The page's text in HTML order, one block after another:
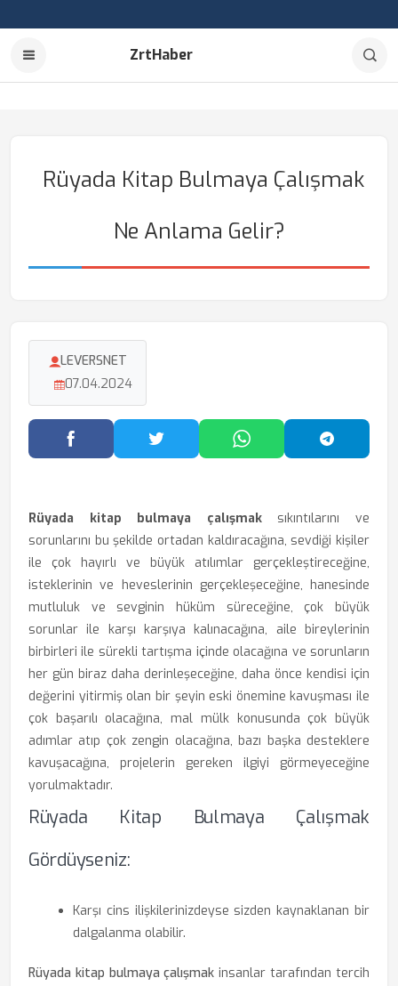
ZrtHaber
Rüyada Kitap Bulmaya Çalışmak
Ne Anlama Gelir?
LEVERSNET
07.04.2024
Facebook'ta PaylaşTwitter'da PaylaşWhatsApp'ta Paylaş
Rüyada kitap bulmaya çalışmaksıkıntılarını ve
sorunlarını bu şekilde ortadan kaldıracağına, sevdiği kişiler
ile çok hayırlı ve büyük atılımlar gerçekleştireceğine,
isteklerinin ve heveslerinin gerçekleşeceğine, hanesinde
mutluluk ve sevginin hüküm süreceğine, çok büyük
sorunlar ile karşı karşıya kalınacağına, aile bireylerinin
birbirleri ile sürekli tartışma içinde olacağına ve sorunların
her gün biraz daha derinleşeceğine, daha önce kendisi için
değerini yitirmiş olan bir şeyin eski önemine kavuşması ile
çok başarılı olacağına, mal mülk konusunda çok büyük
adımlar atıp çok zengin olacağına, bazı başka desteklere
kavuşacağına, projelerin gereken ilgiyi görmeyeceğine
yorulmaktadır.
Rüyada Kitap Bulmaya Çalışmak
Gördüyseniz:
Karşı cins ilişkilerinizdeyse sizden kaynaklanan bir
dalgalanma olabilir.
Rüyada kitap bulmaya çalışmak insanlar tarafından tercih